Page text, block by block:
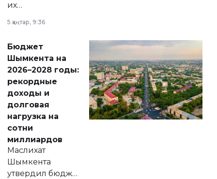
их
принести
народу
Венесуэлы.
5 қаңтар, 9:36
Бюджет
Шымкента на
2026–2028 годы:
рекордные
доходы и
долговая
нагрузка на
сотни
миллиардов
Маслихат
Шымкента
утвердил бюджет